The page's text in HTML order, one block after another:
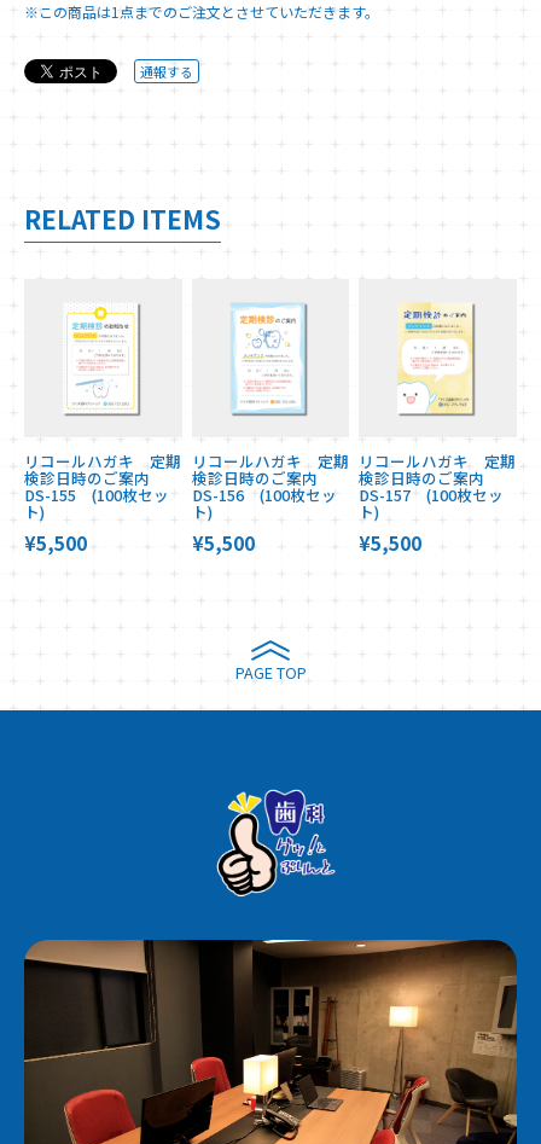
※この商品は1点までのご注文とさせていただきます。
通報する
RELATED ITEMS
リコールハガキ 定期
検診日時のご案内
DS-155 (100枚セッ
ト)
¥5,500
リコールハガキ 定期
検診日時のご案内
DS-156 (100枚セッ
ト)
¥5,500
リコールハガキ 定期
検診日時のご案内
DS-157 (100枚セッ
ト)
¥5,500
PAGE TOP